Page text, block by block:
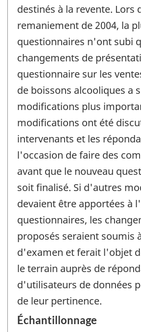
destinés à la revente. Lors
remaniement de 2004, la
questionnaires n'ont subi
changements de
questionnaire sur les
de boissons alcooliques a
modifications plus
modifications ont été
intervenants et les
l'occasion de faire des
avant que le nouveau
soit finalisé. Si d'autres
devaient être apportées à
questionnaires, les
proposés seraient soumis
d'examen et ferait l'objet
le terrain auprès de
d'utilisateurs de données
de leur pertinence.
Échantillonnage